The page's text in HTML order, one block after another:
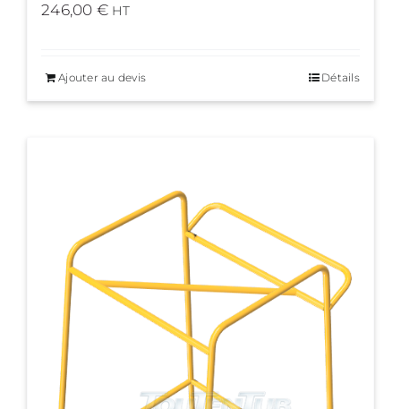
246,00 € HT
Ajouter au devis Détails